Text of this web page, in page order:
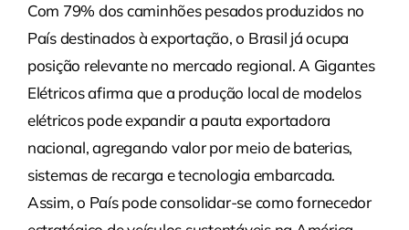
Com 79% dos caminhões pesados produzidos no
País destinados à exportação, o Brasil já ocupa
posição relevante no mercado regional. A Gigantes
Elétricos afirma que a produção local de modelos
elétricos pode expandir a pauta exportadora
nacional, agregando valor por meio de baterias,
sistemas de recarga e tecnologia embarcada.
Assim, o País pode consolidar-se como fornecedor